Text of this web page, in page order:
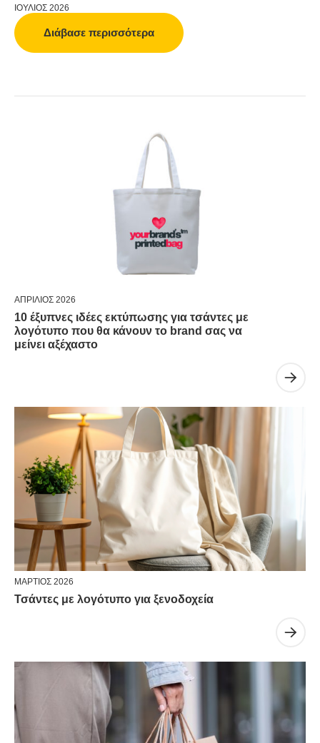
ΙΟΎΛΙΟΣ 2026
Διάβασε περισσότερα
ΑΠΡΊΛΙΟΣ 2026
10 έξυπνες ιδέες εκτύπωσης για τσάντες με
λογότυπο που θα κάνουν το brand σας να
μείνει αξέχαστο
ΜΆΡΤΙΟΣ 2026
Τσάντες με λογότυπο για ξενοδοχεία